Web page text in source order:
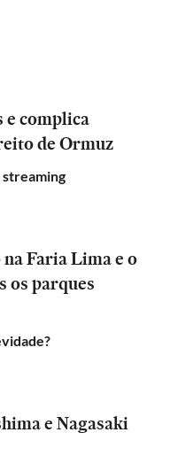
e complica
de Ormuz
streaming
Faria Lima e o
os parques
e Nagasaki